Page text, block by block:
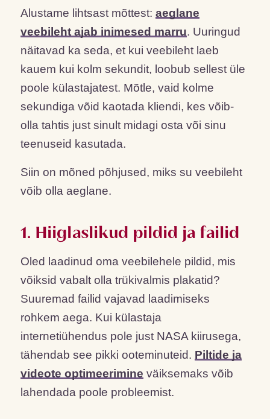
Alustame lihtsast mõttest: aeglane
veebileht ajab inimesed marru. Uuringud
näitavad ka seda, et kui veebileht laeb
kauem kui kolm sekundit, loobub sellest üle
poole külastajatest. Mõtle, vaid kolme
sekundiga võid kaotada kliendi, kes võib-
olla tahtis just sinult midagi osta või sinu
teenuseid kasutada.
Siin on mõned põhjused, miks su veebileht
võib olla aeglane.
1. Hiiglaslikud pildid ja failid
Oled laadinud oma veebilehele pildid, mis
võiksid vabalt olla trükivalmis plakatid?
Suuremad failid vajavad laadimiseks
rohkem aega. Kui külastaja
internetiühendus pole just NASA kiirusega,
tähendab see pikki ooteminuteid. Piltide ja
videote optimeerimine väiksemaks võib
lahendada poole probleemist.